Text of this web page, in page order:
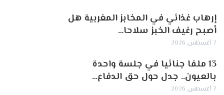
إرهاب غذائي في المخابز المغربية هل
أصبح رغيف الخبز سلاحا…
7 أغسطس, 2026
13 ملفا جنائيا في جلسة واحدة
بالعيون.. جدل حول حق الدفاع…
7 أغسطس, 2026